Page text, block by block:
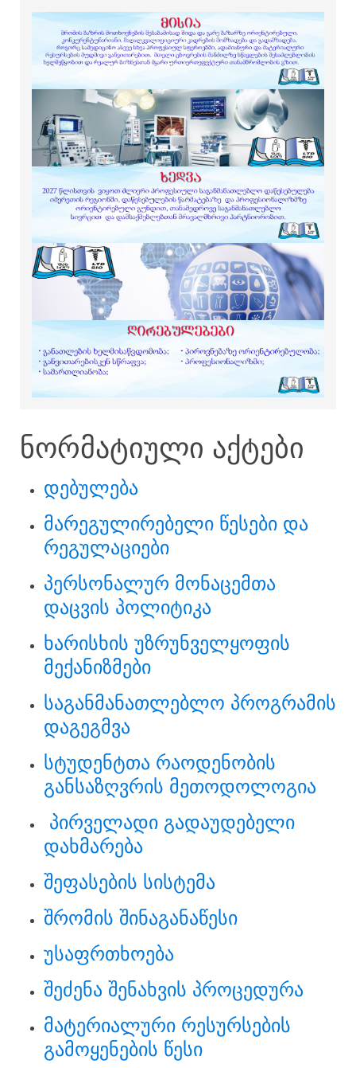
ნორმატიული აქტები
დებულება
მარეგულირებელი წესები და
რეგულაციები
პერსონალურ მონაცემთა
დაცვის პოლიტიკა
ხარისხის უზრუნველყოფის
მექანიზმები
საგანმანათლებლო პროგრამის
დაგეგმვა
სტუდენტთა რაოდენობის
განსაზღვრის მეთოდოლოგია
პირველადი გადაუდებელი
დახმარება
შეფასების სისტემა
შრომის შინაგანაწესი
უსაფრთხოება
შეძენა შენახვის პროცედურა
მატერიალური რესურსების
გამოყენების წესი